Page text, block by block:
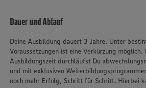
Dauer und Ablauf
Deine Ausbildung dauert 3 Jahre. Unter
Voraussetzungen ist eine Verkürzung möglich.
Ausbildungszeit durchläufst Du
und mit exklusiven
noch mehr Erfolg, Schritt für Schritt. Hierbei